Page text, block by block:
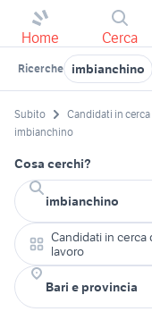
Home Cerca
Ricerche imbianchino
Subito Candidati in
imbianchino
Cosa cerchi?
Candidati in cerca
lavoro